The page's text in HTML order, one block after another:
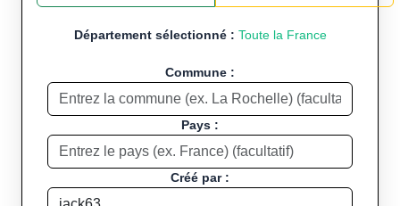
Département sélectionné : Toute la France
Commune :
Pays :
Créé par :